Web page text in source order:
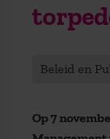
Beleid en
Op 7